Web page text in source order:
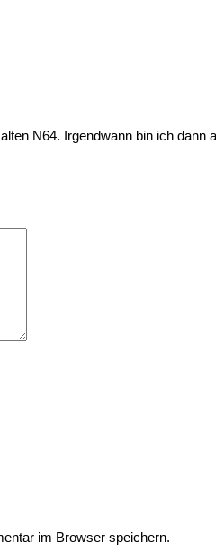
N64. Irgendwann bin ich
im Browser speichern.